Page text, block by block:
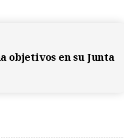
objetivos en su Junta